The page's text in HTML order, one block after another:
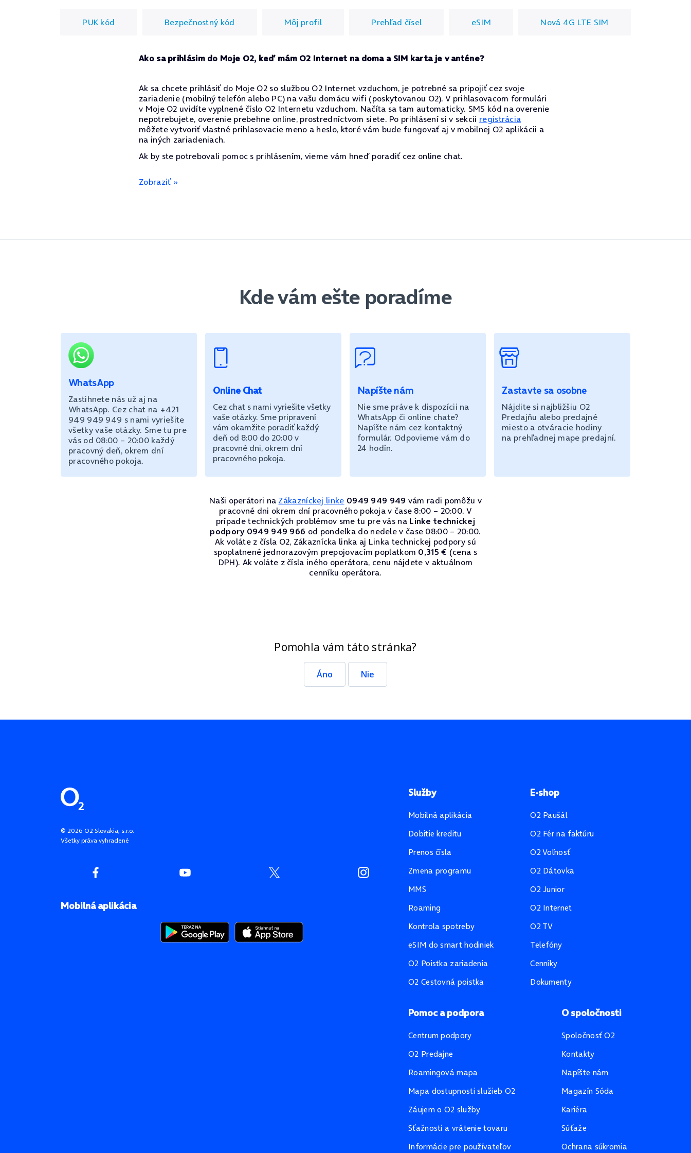
PUK kód Bezpečnostný kód Môj profil Prehľad čísel eSIM Nová 4G LTE SIM
Ako sa prihlásim do Moje O2, keď mám O2 Internet na doma a SIM karta je v anténe?
Ak sa chcete prihlásiť do Moje O2 so službou O2 Internet vzduchom, je potrebné sa pripojiť cez svoje
zariadenie (mobilný telefón alebo PC) na vašu domácu wifi (poskytovanou O2). V prihlasovacom formulári
v Moje O2 uvidíte vyplnené číslo O2 Internetu vzduchom. Načíta sa tam automaticky. SMS kód na overenie
nepotrebujete, overenie prebehne online, prostredníctvom siete. Po prihlásení si v sekcii registrácia
môžete vytvoriť vlastné prihlasovacie meno a heslo, ktoré vám bude fungovať aj v mobilnej O2 aplikácii a
na iných zariadeniach.
Ak by ste potrebovali pomoc s prihlásením, vieme vám hneď poradiť cez online chat.
Zobraziť »
Kde vám ešte poradíme
WhatsApp
Zastihnete nás už aj na
WhatsApp. Cez chat na +421
949 949 949 s nami vyriešite
všetky vaše otázky. Sme tu pre
vás od 08:00 – 20:00 každý
pracovný deň, okrem dní
pracovného pokoja.
Online Chat
Cez chat s nami vyriešite všetky
vaše otázky. Sme pripravení
vám okamžite poradiť každý
deň od 8:00 do 20:00 v
pracovné dni, okrem dní
pracovného pokoja.
Napíšte nám
Nie sme práve k dispozícii na
WhatsApp či online chate?
Napíšte nám cez kontaktný
formulár. Odpovieme vám do
24 hodín.
Zastavte sa osobne
Nájdite si najbližšiu O2
Predajňu alebo predajné
miesto a otváracie hodiny
na prehľadnej mape predajní.
Naši operátori na Zákazníckej linke 0949 949 949 vám radi pomôžu v
pracovné dni okrem dní pracovného pokoja v čase 8:00 – 20:00. V
prípade technických problémov sme tu pre vás na Linke technickej
podpory 0949 949 966 od pondelka do nedele v čase 08:00 – 20:00.
Ak voláte z čísla O2, Zákaznícka linka aj Linka technickej podpory sú
spoplatnené jednorazovým prepojovacím poplatkom 0,315 € (cena s
DPH). Ak voláte z čísla iného operátora, cenu nájdete v aktuálnom
cenníku operátora.
Pomohla vám táto stránka?
Áno Nie
Pätička stránky
© 2026 O2 Slovakia, s.r.o.
Všetky práva vyhradené
Mobilná aplikácia
Služby
Mobilná aplikácia
Dobitie kreditu
Prenos čísla
Zmena programu
MMS
Roaming
Kontrola spotreby
eSIM do smart hodiniek
O2 Poistka zariadenia
O2 Cestovná poistka
E-shop
O2 Paušál
O2 Fér na faktúru
O2 Voľnosť
O2 Dátovka
O2 Junior
O2 Internet
O2 TV
Telefóny
Cenníky
Dokumenty
Pomoc a podpora
Centrum podpory
O2 Predajne
Roamingová mapa
Mapa dostupnosti služieb O2
Záujem o O2 služby
Sťažnosti a vrátenie tovaru
Informácie pre používateľov
O spoločnosti
Spoločnosť O2
Kontakty
Napíšte nám
Magazín Sóda
Kariéra
Súťaže
Ochrana súkromia